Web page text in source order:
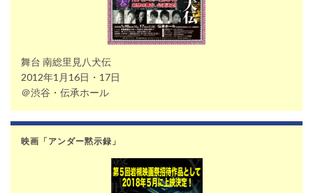
舞台 南総里見八犬伝
2012年1月16日・17日
＠渋谷・伝承ホール
映画「アンダー黙示録」